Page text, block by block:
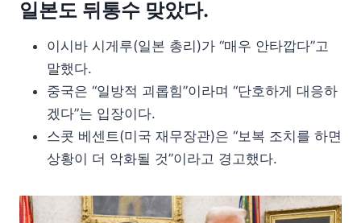
일본도 뒤통수 맞았다.
이시바 시게루(일본 총리)가 “매우 안타깝다”고
말했다.
중국은 “일방적 괴롭힘”이라며 “단호하게 대응하
겠다”는 입장이다.
스콧 베센트(미국 재무장관)은 “보복 조치를 하면
상황이 더 악화될 것”이라고 경고했다.